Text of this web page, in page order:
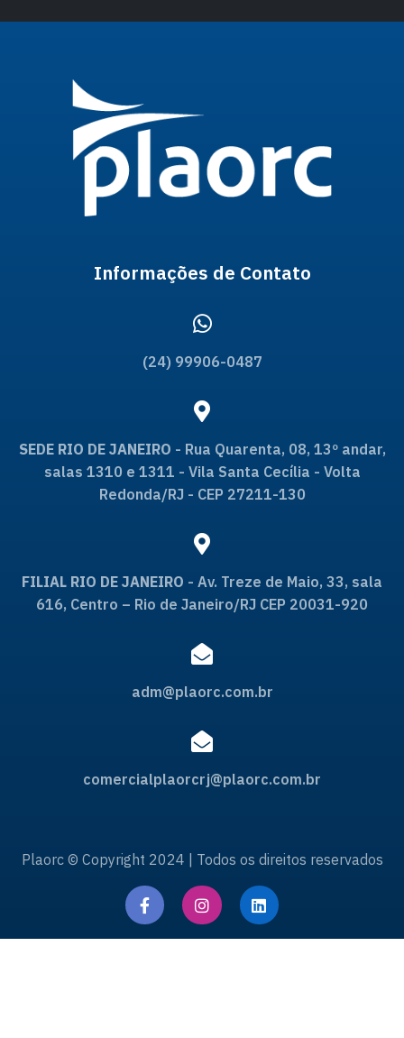
Informações de Contato
(24) 99906-0487
SEDE RIO DE JANEIRO - Rua Quarenta, 08, 13º andar,
salas 1310 e 1311 - Vila Santa Cecília - Volta
Redonda/RJ - CEP 27211-130
FILIAL RIO DE JANEIRO - Av. Treze de Maio, 33, sala
616, Centro – Rio de Janeiro/RJ CEP 20031-920
adm@plaorc.com.br
comercialplaorcrj@plaorc.com.br
Plaorc © Copyright 2024 | Todos os direitos reservados